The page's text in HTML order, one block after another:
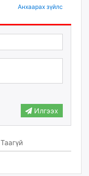
Анхаарах зүйлс
Илгээх
Таагүй